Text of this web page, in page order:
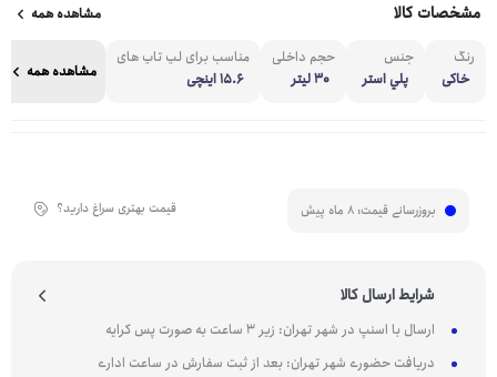
مشخصات کالا مشاهده همه
رنگ
خاکی
جنس
پلي استر
حجم داخلی
30 لیتر
مناسب برای لپ تاپ های
15.6 اینچی
مشاهده همه
بروزرسانی قیمت: 8 ماه پیش قیمت بهتری سراغ دارید؟
شرایط ارسال کالا
ارسال با اسنپ در شهر تهران: زیر 3 ساعت به صورت پس کرایه
دریافت حضوری شهر تهران: بعد از ثبت سفارش در ساعت اداری